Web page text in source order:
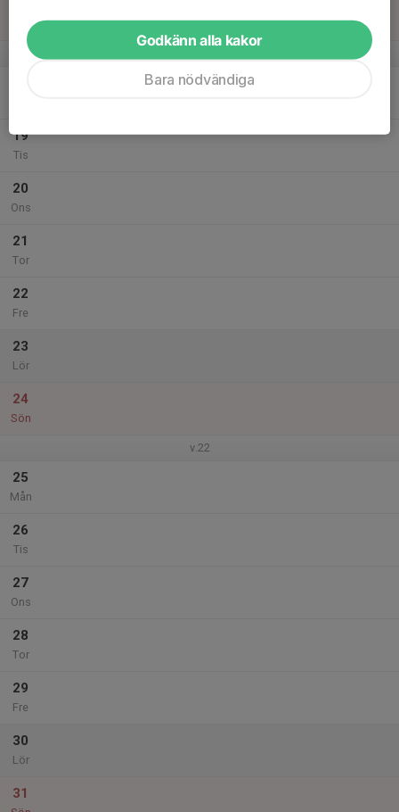
19
Tis
20
Ons
21
Tor
22
Fre
23
Lör
24
Sön
v.22
25
Mån
26
Tis
27
Ons
28
Tor
29
Fre
30
Lör
31
Godkänn alla kakor
Bara nödvändiga